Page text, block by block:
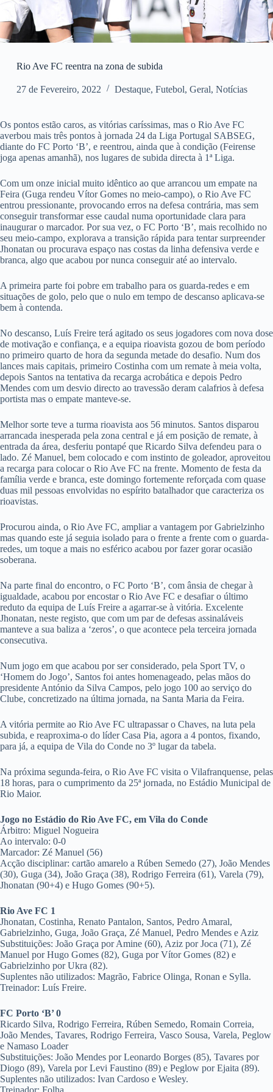
Rio Ave FC reentra na zona de subida
27 de Fevereiro, 2022 Destaque, Futebol, Geral, Notícias
Os pontos estão caros, as vitórias caríssimas, mas o Rio Ave FC
averbou mais três pontos à jornada 24 da Liga Portugal SABSEG,
diante do FC Porto ‘B’, e reentrou, ainda que à condição (Feirense
joga apenas amanhã), nos lugares de subida directa à 1ª Liga.
Com um onze inicial muito idêntico ao que arrancou um empate na
Feira (Guga rendeu Vítor Gomes no meio-campo), o Rio Ave FC
entrou pressionante, provocando erros na defesa contrária, mas sem
conseguir transformar esse caudal numa oportunidade clara para
inaugurar o marcador. Por sua vez, o FC Porto ‘B’, mais recolhido no
seu meio-campo, explorava a transição rápida para tentar surpreender
Jhonatan ou procurava espaço nas costas da linha defensiva verde e
branca, algo que acabou por nunca conseguir até ao intervalo.
A primeira parte foi pobre em trabalho para os guarda-redes e em
situações de golo, pelo que o nulo em tempo de descanso aplicava-se
bem à contenda.
No descanso, Luís Freire terá agitado os seus jogadores com nova dose
de motivação e confiança, e a equipa rioavista gozou de bom período
no primeiro quarto de hora da segunda metade do desafio. Num dos
lances mais capitais, primeiro Costinha com um remate à meia volta,
depois Santos na tentativa da recarga acrobática e depois Pedro
Mendes com um desvio directo ao travessão deram calafrios à defesa
portista mas o empate manteve-se.
Melhor sorte teve a turma rioavista aos 56 minutos. Santos disparou
arrancada inesperada pela zona central e já em posição de remate, à
entrada da área, desferiu pontapé que Ricardo Silva defendeu para o
lado. Zé Manuel, bem colocado e com instinto de goleador, aproveitou
a recarga para colocar o Rio Ave FC na frente. Momento de festa da
família verde e branca, este domingo fortemente reforçada com quase
duas mil pessoas envolvidas no espírito batalhador que caracteriza os
rioavistas.
Procurou ainda, o Rio Ave FC, ampliar a vantagem por Gabrielzinho
mas quando este já seguia isolado para o frente a frente com o guarda-
redes, um toque a mais no esférico acabou por fazer gorar ocasião
soberana.
Na parte final do encontro, o FC Porto ‘B’, com ânsia de chegar à
igualdade, acabou por encostar o Rio Ave FC e desafiar o último
reduto da equipa de Luís Freire a agarrar-se à vitória. Excelente
Jhonatan, neste registo, que com um par de defesas assinaláveis
manteve a sua baliza a ‘zeros’, o que acontece pela terceira jornada
consecutiva.
Num jogo em que acabou por ser considerado, pela Sport TV, o
‘Homem do Jogo’, Santos foi antes homenageado, pelas mãos do
presidente António da Silva Campos, pelo jogo 100 ao serviço do
Clube, concretizado na última jornada, na Santa Maria da Feira.
A vitória permite ao Rio Ave FC ultrapassar o Chaves, na luta pela
subida, e reaproxima-o do líder Casa Pia, agora a 4 pontos, fixando,
para já, a equipa de Vila do Conde no 3º lugar da tabela.
Na próxima segunda-feira, o Rio Ave FC visita o Vilafranquense, pelas
18 horas, para o cumprimento da 25ª jornada, no Estádio Municipal de
Rio Maior.
Jogo no Estádio do Rio Ave FC, em Vila do Conde
Árbitro: Miguel Nogueira
Ao intervalo: 0-0
Marcador: Zé Manuel (56)
Acção disciplinar: cartão amarelo a Rúben Semedo (27), João Mendes
(30), Guga (34), João Graça (38), Rodrigo Ferreira (61), Varela (79),
Jhonatan (90+4) e Hugo Gomes (90+5).
Rio Ave FC 1
Jhonatan, Costinha, Renato Pantalon, Santos, Pedro Amaral,
Gabrielzinho, Guga, João Graça, Zé Manuel, Pedro Mendes e Aziz
Substituições: João Graça por Amine (60), Aziz por Joca (71), Zé
Manuel por Hugo Gomes (82), Guga por Vítor Gomes (82) e
Gabrielzinho por Ukra (82).
Suplentes não utilizados: Magrão, Fabrice Olinga, Ronan e Sylla.
Treinador: Luís Freire.
FC Porto ‘B’ 0
Ricardo Silva, Rodrigo Ferreira, Rúben Semedo, Romain Correia,
João Mendes, Tavares, Rodrigo Ferreira, Vasco Sousa, Varela, Peglow
e Namaso Loader
Substituições: João Mendes por Leonardo Borges (85), Tavares por
Diogo (89), Varela por Levi Faustino (89) e Peglow por Ejaita (89).
Suplentes não utilizados: Ivan Cardoso e Wesley.
Treinador: Folha